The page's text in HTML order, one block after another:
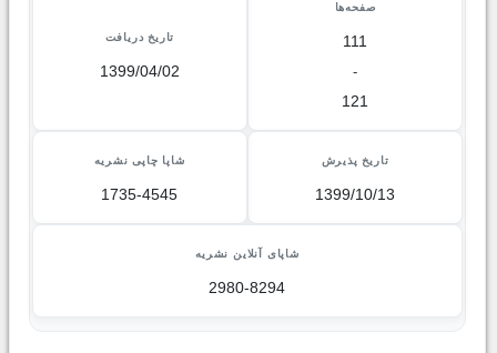
صفحه‌ها
111
-
121
تاریخ دریافت
1399/04/02
تاریخ پذیرش
1399/10/13
شاپا چاپی نشریه
1735-4545
شاپای آنلاین نشریه
2980-8294